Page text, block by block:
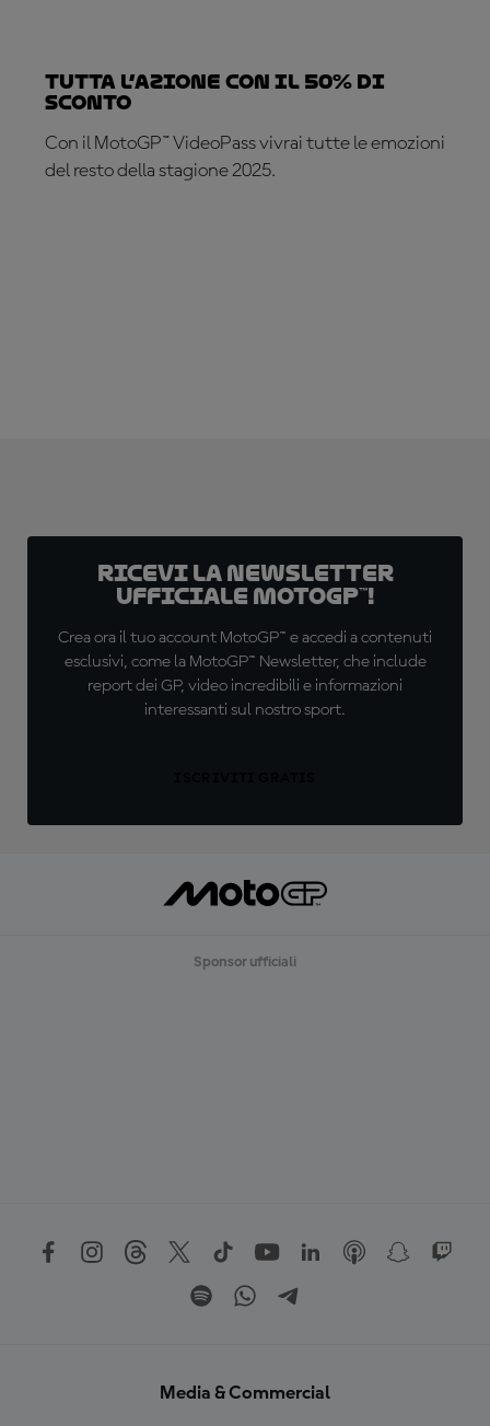
TUTTA L’AZIONE CON IL 50% DI
SCONTO
Con il MotoGP™ VideoPass vivrai tutte le emozioni
del resto della stagione 2025.
Ricevi la newsletter
ufficiale MotoGP™!
Crea ora il tuo account MotoGP™ e accedi a contenuti
esclusivi, come la MotoGP™ Newsletter, che include
report dei GP, video incredibili e informazioni
interessanti sul nostro sport.
Sponsor ufficiali
Media & Commercial